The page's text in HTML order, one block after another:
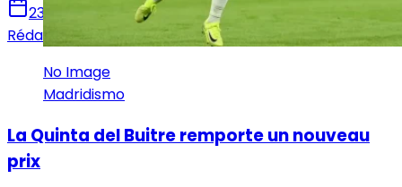
23 octobre 2024
Rédaction Le Journal du Real
No Image
Madridismo
La Quinta del Buitre remporte un nouveau
prix